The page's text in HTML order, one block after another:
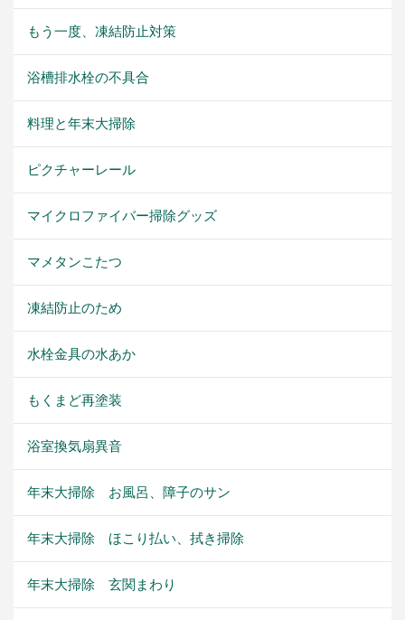
もう一度、凍結防止対策
浴槽排水栓の不具合
料理と年末大掃除
ピクチャーレール
マイクロファイバー掃除グッズ
マメタンこたつ
凍結防止のため
水栓金具の水あか
もくまど再塗装
浴室換気扇異音
年末大掃除 お風呂、障子のサン
年末大掃除 ほこり払い、拭き掃除
年末大掃除 玄関まわり